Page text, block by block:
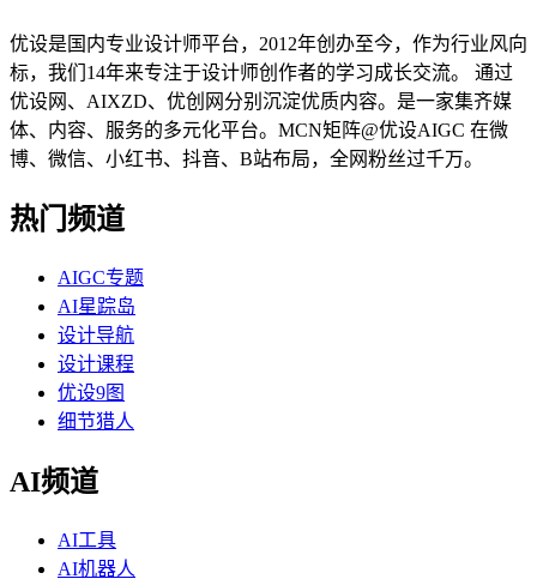
优设是国内专业设计师平台，2012年创办至今，作为行业风向
标，我们14年来专注于设计师创作者的学习成长交流。 通过
优设网、AIXZD、优创网分别沉淀优质内容。是一家集齐媒
体、内容、服务的多元化平台。MCN矩阵@优设AIGC 在微
博、微信、小红书、抖音、B站布局，全网粉丝过千万。
热门频道
AIGC专题
AI星踪岛
设计导航
设计课程
优设9图
细节猎人
AI频道
AI工具
AI机器人